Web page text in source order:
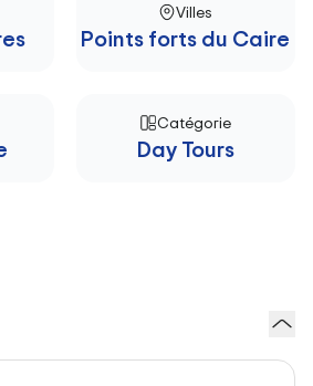
Villes
Points forts du Caire
Catégorie
Day Tours